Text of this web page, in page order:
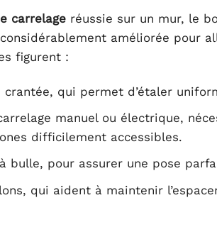
carrelage réussie sur un mur, le
considérablement améliorée pour
figurent :
crantée, qui permet d’étaler
manuel ou électrique,
difficilement accessibles.
bulle, pour assurer une pose
qui aident à maintenir